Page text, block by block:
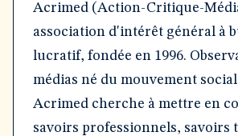
Acrimed (Action-Critique-
association d'intérêt général à
lucratif, fondée en 1996.
médias né du mouvement social
Acrimed cherche à mettre en
savoirs professionnels, savoirs